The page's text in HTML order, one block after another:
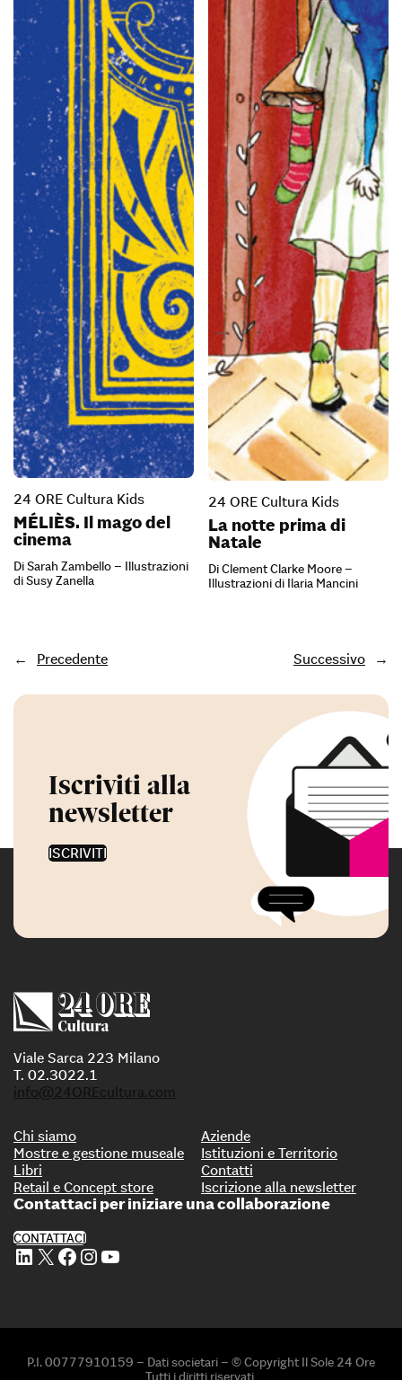
24 ORE Cultura Kids
MÉLIÈS. Il mago del
cinema
Di Sarah Zambello – Illustrazioni
di Susy Zanella
24 ORE Cultura Kids
La notte prima di
Natale
Di Clement Clarke Moore –
Illustrazioni di Ilaria Mancini
← Precedente Successivo →
Iscriviti alla
newsletter
ISCRIVITI
Viale Sarca 223 Milano
T. 02.3022.1
info@24OREcultura.com
Chi siamo
Mostre e gestione museale
Libri
Retail e Concept store
Aziende
Istituzioni e Territorio
Contatti
Iscrizione alla newsletter
Contattaci per iniziare una collaborazione
CONTATTACI
Profilo Linkedin di 24 ORE Cultura Profilo X di 24 ORE Cultura Profilo Facebook di 24 ORE Cultura Profilo Instagram di 24 ORE Cultura Profilo Youtube di 24 ORE Cultura
P.I. 00777910159 – Dati societari – © Copyright Il Sole 24 Ore
Tutti i diritti riservati